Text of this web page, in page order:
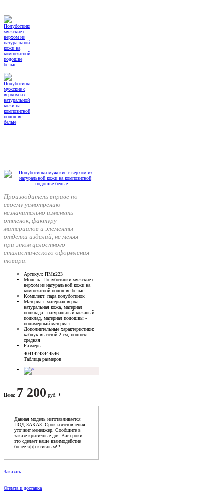
Производитель вправе по
своему усмотрению
незначительно изменять
оттенок, фактуру
материалов и элементы
отделки изделий, не меняя
при этом целостного
стилистического оформления
товара.
Артикул: ПМк223
Модель: Полуботинки мужские с
верхом из натуральной кожи на
композитной подошве белые
Комплект: пара полуботинок
Материал: материал верха -
натуральная кожа, материал
подклада - натуральный кожаный
подклад, материал подошвы -
полимерный материал
Дополнительные характеристики:
каблук высотой 2 см, полнота
средняя
Размеры:
40414243444546
Таблица размеров
Цена: 7 200 руб. *
Данная модель изготавливается
ПОД ЗАКАЗ. Срок изготовления
уточнит менеджер. Сообщите в
заказе критичные для Вас сроки,
это сделает наше взаимодейстие
более эффективным!!!
Заказать
Оплата и доставка